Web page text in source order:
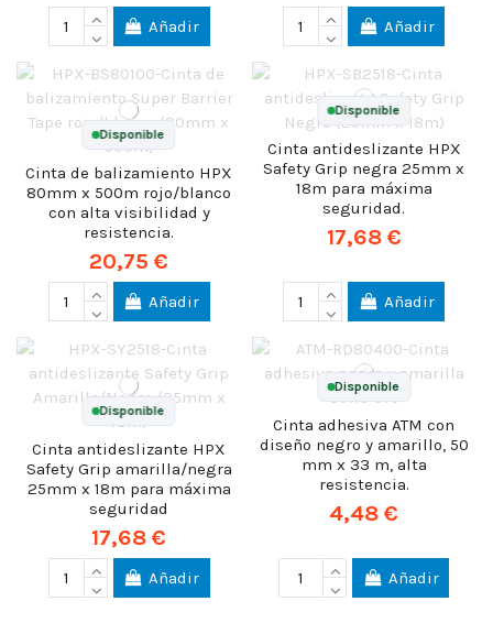
Añadir Añadir
Disponible
Cinta de balizamiento HPX
80mm x 500m rojo/blanco
con alta visibilidad y
resistencia.
20,75 €
Añadir
Disponible
Cinta antideslizante HPX
Safety Grip negra 25mm x
18m para máxima
seguridad.
17,68 €
Añadir
Disponible
Cinta antideslizante HPX
Safety Grip amarilla/negra
25mm x 18m para máxima
seguridad
17,68 €
Añadir
Disponible
Cinta adhesiva ATM con
diseño negro y amarillo, 50
mm x 33 m, alta
resistencia.
4,48 €
Añadir